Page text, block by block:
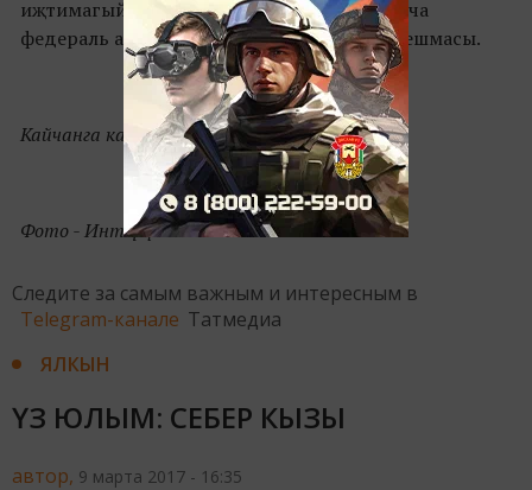
иҗтимагый хәрәкәте, Яшьләр эшләре буенча
федераль агентлык, «Роспатриотцентр» оешмасы.
Кайчанга кадәр – 20 мартка.
Фото - Интерфакс
Следите за самым важным и интересным в
Telegram-канале Татмедиа
ЯЛКЫН
ҮЗ ЮЛЫМ: СЕБЕР КЫЗЫ
автор, 9 марта 2017 - 16:35